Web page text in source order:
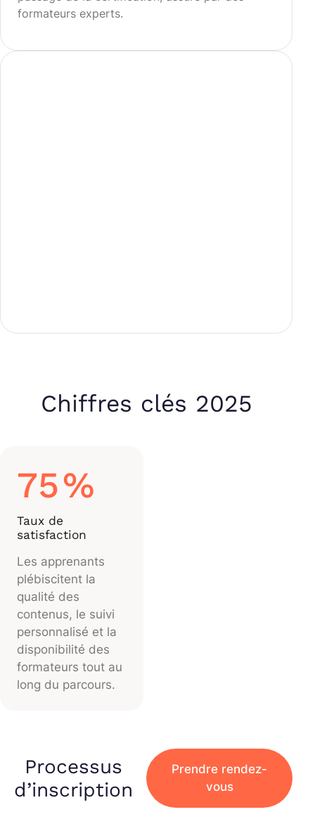
formateurs experts.
Chiffres clés 2025
75%
Taux de
satisfaction
Les apprenants
plébiscitent la
qualité des
contenus, le suivi
personnalisé et la
disponibilité des
formateurs tout au
long du parcours.
Processus
d’inscription
Prendre rendez-
vous